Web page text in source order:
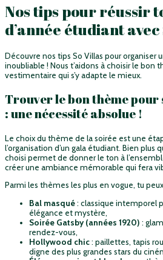
Nos tips pour réussir
d’année étudiant
Découvre nos tips So Villas pour organiser
inoubliable ! Nous t’aidons à choisir le bon
vestimentaire qui s’y adapte le mieux.
Trouver le bon thème
: une nécessité absolue !
Le choix du thème de la soirée est une
l’organisation d’un gala étudiant. Bien plus
choisi permet de donner le ton à
créer une ambiance mémorable qui fera
Parmi les thèmes les plus en vogue, tu
Bal masqué: classique intemporel
élégance et mystère,
Soirée Gatsby (années 1920) :
rendez-vous,
Hollywood chic: paillettes, tapis
digne des plus grandes stars du